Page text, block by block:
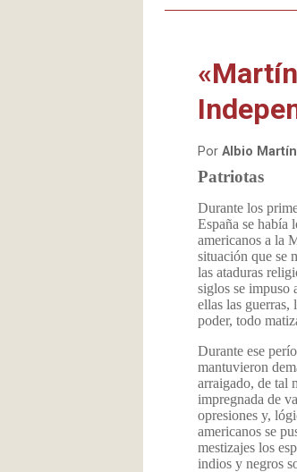
Por Albio
Patriotas
Durante los
España se había
americanos a la
situación que se
las ataduras
siglos se impuso
ellas las
poder, todo
Durante ese
mantuvieron
arraigado, de tal
impregnada de
opresiones y,
americanos se
mestizajes los
indios y negros